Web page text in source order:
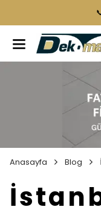
Anasayfa Blog